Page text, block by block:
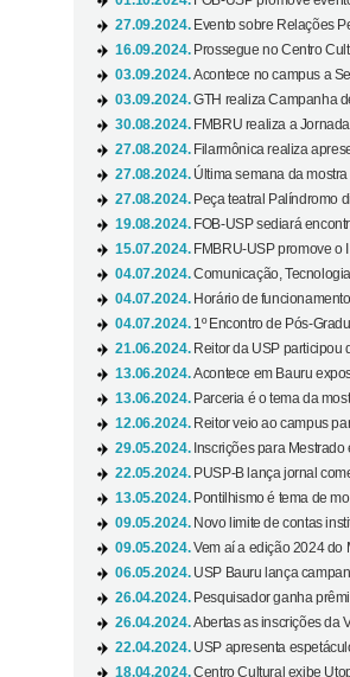
27.09.2024. Evento sobre Relações
16.09.2024. Prossegue no Centro
03.09.2024.Acontece no campus a
03.09.2024.GTH realiza Campanha
30.08.2024. FMBRU realiza a
27.08.2024. Filarmônica realiza
27.08.2024. Última semana da
27.08.2024. Peça teatral Palíndromo
19.08.2024. FOB-USP sediará
15.07.2024. FMBRU-USP promove o
04.07.2024.Comunicação,
04.07.2024. Horário de
04.07.2024. 1º Encontro de Pós-
21.06.2024. Reitor da USP participou
13.06.2024.Acontece em Bauru
13.06.2024. Parceria é o tema da
12.06.2024. Reitor veio ao campus
29.05.2024. Inscrições para
22.05.2024. PUSP-B lança jornal
13.05.2024. Pontilhismo é tema de
09.05.2024. Novo limite de contas
09.05.2024.Vem aí a edição 2024 do
06.05.2024. USP Bauru lança
26.04.2024. Pesquisador ganha
26.04.2024.Abertas as inscrições da
22.04.2024. USP apresenta
18.04.2024.Centro Cultural exibe